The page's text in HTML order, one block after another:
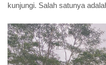
kunjungi. Salah satunya